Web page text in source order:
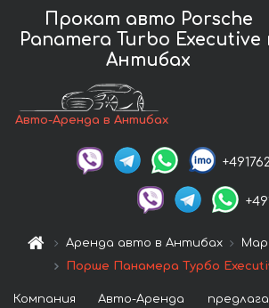
Прокат авто Porsche
Panamera Turbo Executive
Антибах
Авто-Аренда в Антибах
Аренда авто в Антибах
Порше Панамера Турбо
Компания Авто-Аренда